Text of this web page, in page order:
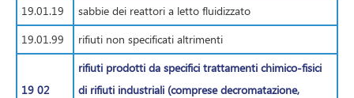
19.01.19
sabbie dei reattori a letto fluidizzato
19.01.99
rifiuti non specificati altrimenti
19 02
rifiuti prodotti da specifici trattamenti chimico-fisici
di rifiuti industriali (comprese decromatazione,